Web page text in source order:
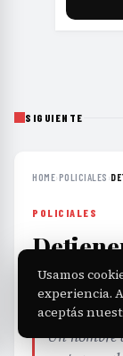
SIGUIENTE
HOME›POLICIALES ›
POLICIALES
robar
sin luz
Un hombre
Usamos
experiencia.
aceptás